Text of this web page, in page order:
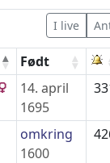
I live
Født
14. april
1695
omkring
1600